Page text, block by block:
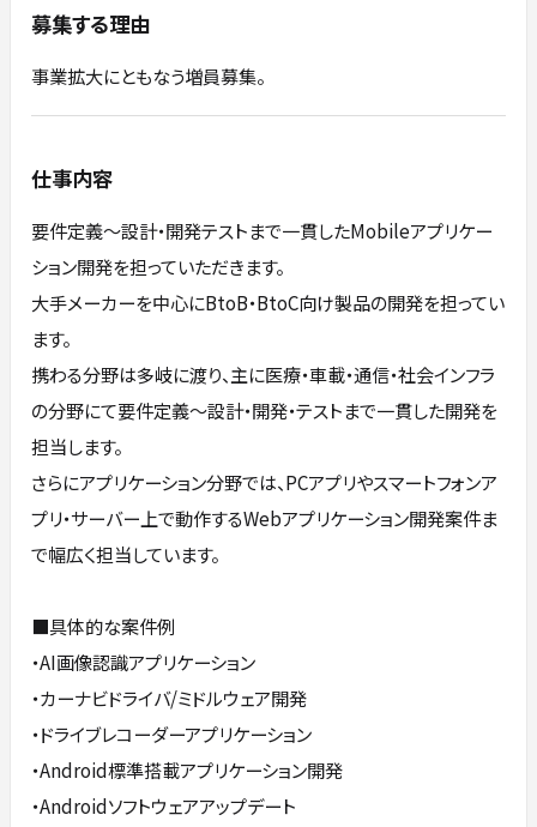
募集する理由
事業拡大にともなう増員募集。
仕事内容
要件定義～設計・開発テストまで一貫したMobileアプリケー
ション開発を担っていただきます。
大手メーカーを中心にBtoB・BtoC向け製品の開発を担ってい
ます。
携わる分野は多岐に渡り、主に医療・車載・通信・社会インフラ
の分野にて要件定義～設計・開発・テストまで一貫した開発を
担当します。
さらにアプリケーション分野では、PCアプリやスマートフォンア
プリ・サーバー上で動作するWebアプリケーション開発案件ま
で幅広く担当しています。
■具体的な案件例
・AI画像認識アプリケーション
・カーナビドライバ/ミドルウェア開発
・ドライブレコーダーアプリケーション
・Android標準搭載アプリケーション開発
・Androidソフトウェアアップデート